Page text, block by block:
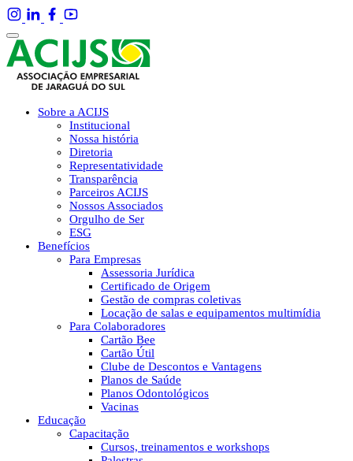
Sobre a ACIJS
Institucional
Nossa história
Diretoria
Representatividade
Transparência
Parceiros ACIJS
Nossos Associados
Orgulho de Ser
ESG
Benefícios
Para Empresas
Assessoria Jurídica
Certificado de Origem
Gestão de compras coletivas
Locação de salas e equipamentos multimídia
Para Colaboradores
Cartão Bee
Cartão Útil
Clube de Descontos e Vantagens
Planos de Saúde
Planos Odontológicos
Vacinas
Educação
Capacitação
Cursos, treinamentos e workshops